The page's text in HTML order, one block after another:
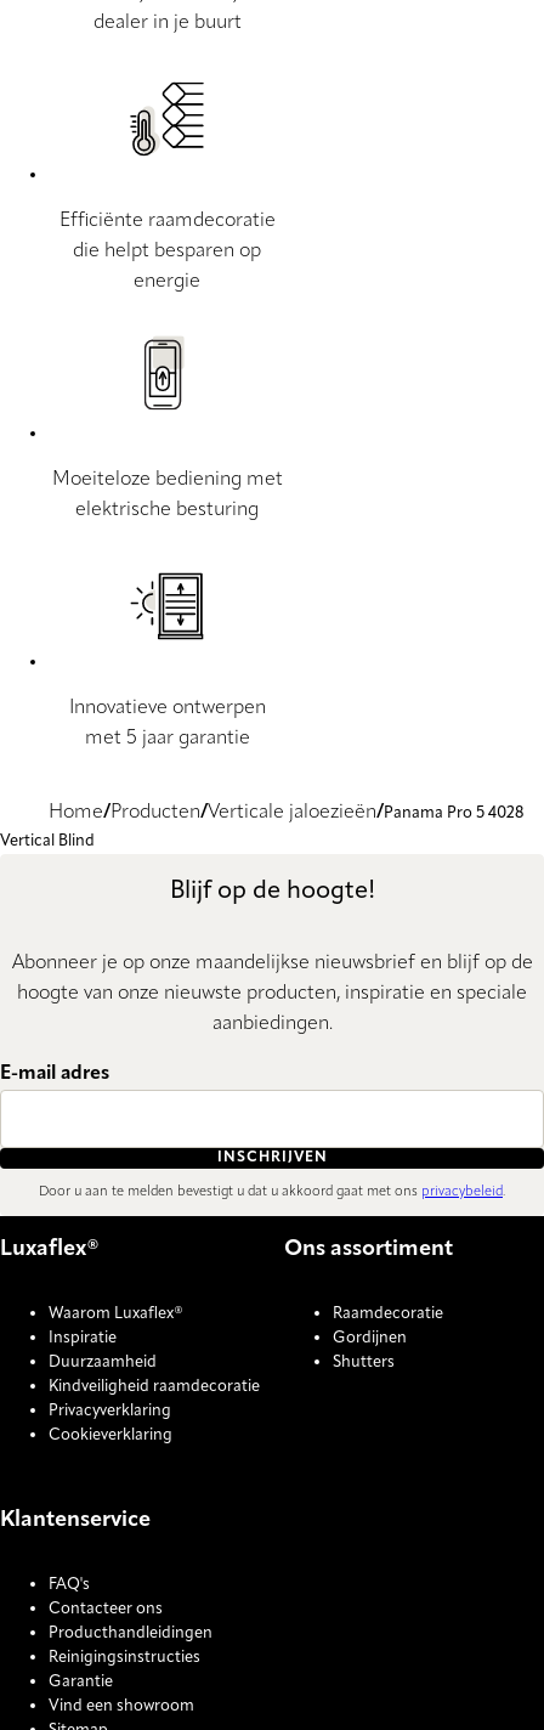
dealer in je buurt
Efficiënte raamdecoratie
die helpt besparen op
energie
Moeiteloze bediening met
elektrische besturing
Innovatieve ontwerpen
met 5 jaar garantie
Home Producten Verticale jaloezieën
Panama Pro 5 4028
Vertical Blind
Blijf op de hoogte!
Abonneer je op onze maandelijkse nieuwsbrief en blijf op de
hoogte van onze nieuwste producten, inspiratie en speciale
aanbiedingen.
E-mail adres
INSCHRIJVEN
Door u aan te melden bevestigt u dat u akkoord gaat met ons privacybeleid.
Luxaflex®
Waarom Luxaflex®
Inspiratie
Duurzaamheid
Kindveiligheid raamdecoratie
Privacyverklaring
Cookieverklaring
Ons assortiment
Raamdecoratie
Gordijnen
Shutters
Klantenservice
FAQ's
Contacteer ons
Producthandleidingen
Reinigingsinstructies
Garantie
Vind een showroom